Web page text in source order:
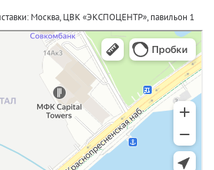
Москва, ЦВК «ЭКСПОЦЕНТР», павильон 1